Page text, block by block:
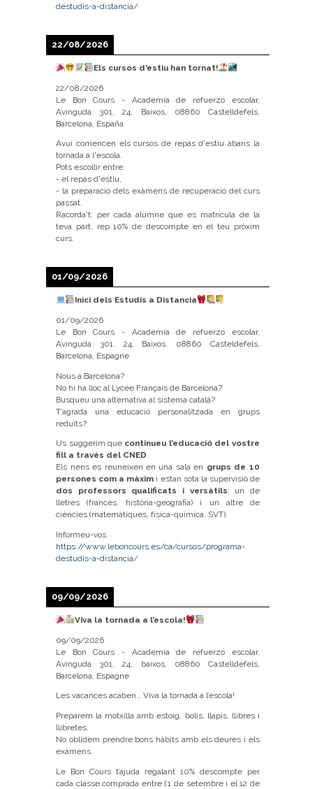
destudis-a-distancia/
22/08/2026
Els cursos d'estiu han tornat!
22/08/2026
Le Bon Cours - Academia de refuerzo escolar,
Avinguda 301, 24, Baixos, 08860 Castelldefels,
Barcelona, España
Avui comencen els cursos de repàs d'estiu abans la
tornada a l'escola.
Pots escollir entre:
- el repàs d'estiu,
- la preparació dels exàmens de recuperació del curs
passat.
Racorda't: per cada alumne que es matricula de la
teva part, rep 10% de descompte en el teu pròxim
curs.
01/09/2026
Inici dels Estudis a Distancia
01/09/2026
Le Bon Cours - Academia de refuerzo escolar,
Avinguda 301, 24, Baixos, 08860 Casteldefels,
Barcelona, Espagne
Nous a Barcelona?
No hi ha lloc al Lycée Français de Barcelona?
Busqueu una alternativa al sistema català?
T’agrada una educació personalitzada en grups
reduïts?
Us suggerim que continueu l’educació del vostre
fill a través del CNED.
Els nens es reuneixen en una sala en grups de 10
persones com a màxim i estan sota la supervisió de
dos professors qualificats i versàtils: un de
lletres (francès, història-geografia) i un altre de
ciències (matemàtiques, física-química, SVT).
Informeu-vos.
https://www.leboncours.es/ca/cursos/programa-
destudis-a-distancia/
09/09/2026
Viva la tornada a l’escola!
09/09/2026
Le Bon Cours - Academia de refuerzo escolar,
Avinguda 301, 24, baixos, 08860 Castelldefels,
Barcelona, Espagne
Les vacances acaben… Viva la tornada a l’escola!
Preparem la motxilla amb estoig, bolís, llapis, llibres i
llibretes.
No oblidem prendre bons hàbits amb els deures i els
exàmens.
Le Bon Cours t’ajuda regalant 10% descompte per
cada classe comprada entre l’1 de setembre i el 12 de